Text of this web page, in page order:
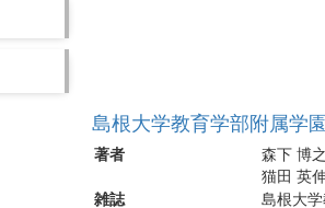
島根大学教育学部附属学
著者
森下 博
猫田 英伸
雑誌
島根大